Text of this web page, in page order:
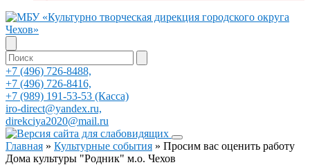
+7 (496) 726-8488,
+7 (496) 726-8416,
+7 (989) 191-53-53 (Касса)
iro-direct@yandex.ru,
direkciya2020@mail.ru
Главная » Культурные события » Просим вас оценить работу
Дома культуры "Родник" м.о. Чехов